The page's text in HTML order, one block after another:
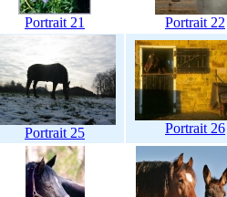
Portrait 21 Portrait 22
Portrait 25 Portrait 26